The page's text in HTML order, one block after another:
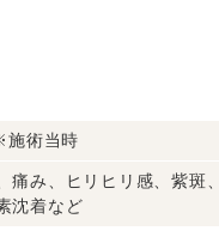
術当時
痛み、ヒリヒリ感、紫斑
沈着など